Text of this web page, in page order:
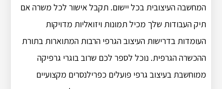
המחשבה העיצובית בכל יישום. תקבל אישור לכל משרה אם
תיק העבודות שלך מכיל תמונות ויזואליות מדויקות
העומדות בדרישות העיצוב הגרפי הרבות המתוארות בתורת
ההכשרה הגרפית. נוכל לספר לכם שרוב בוגרי גרפיקה
ממוחשבת בעיצוב גרפי פועלים כפרילנסרים מקצועיים